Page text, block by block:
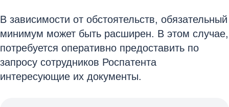
В зависимости от обстоятельств, обязательный
минимум может быть расширен. В этом случае,
потребуется оперативно предоставить по
запросу сотрудников Роспатента
интересующие их документы.